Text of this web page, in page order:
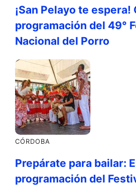
¡San Pelayo te espera!
programación del 49°
Nacional del Porro
CÓRDOBA
Prepárate para bailar:
programación del